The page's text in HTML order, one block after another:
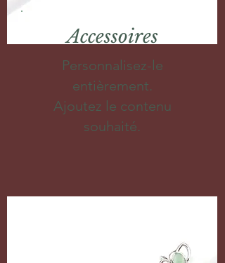
Accessoires
Personnalisez-le
entièrement.
Ajoutez le contenu
souhaité.